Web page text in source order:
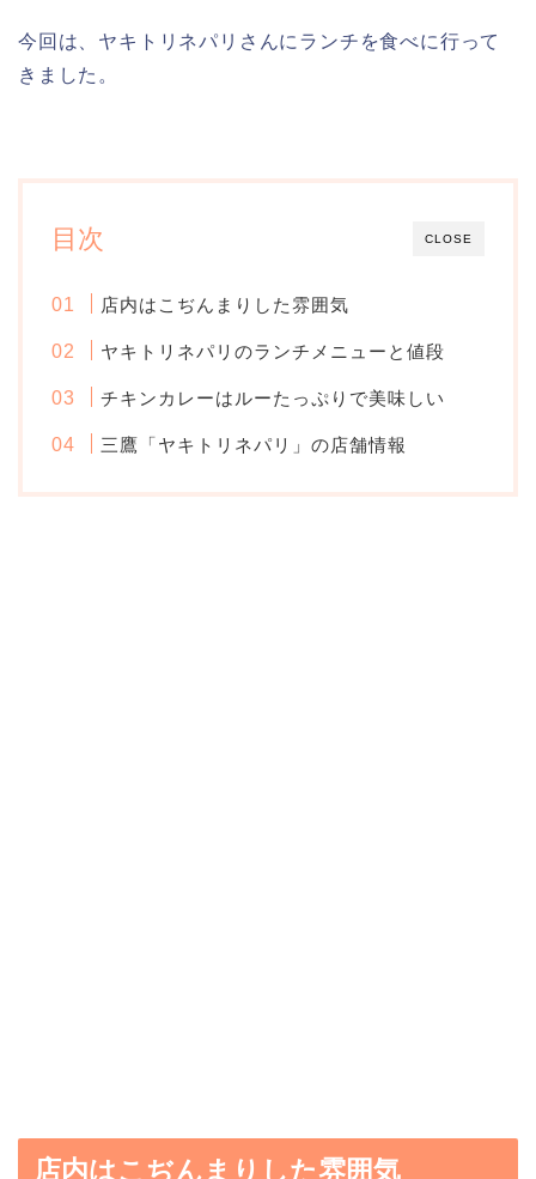
今回は、ヤキトリネパリさんにランチを食べに行って
きました。
CLOSE
目次
店内はこぢんまりした雰囲気
ヤキトリネパリのランチメニューと値段
チキンカレーはルーたっぷりで美味しい
三鷹「ヤキトリネパリ」の店舗情報
店内はこぢんまりした雰囲気